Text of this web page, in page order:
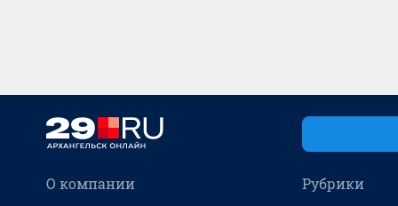
О компании Рубрики